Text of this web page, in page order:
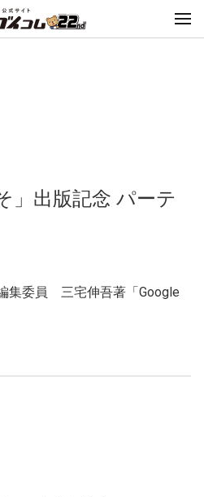
」出版記念 パーテ
集委員 三宅伸吾著「Google